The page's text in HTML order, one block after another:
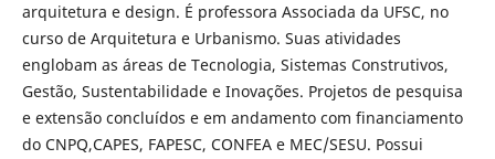
arquitetura e design. É professora Associada da UFSC, no
curso de Arquitetura e Urbanismo. Suas atividades
englobam as áreas de Tecnologia, Sistemas Construtivos,
Gestão, Sustentabilidade e Inovações. Projetos de pesquisa
e extensão concluídos e em andamento com financiamento
do CNPQ,CAPES, FAPESC, CONFEA e MEC/SESU. Possui